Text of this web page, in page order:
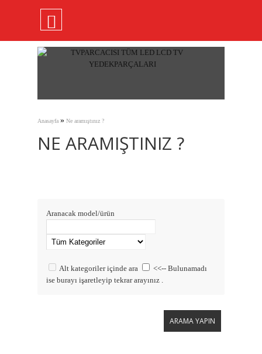
Anasayfa » Ne aramıştınız ?
NE ARAMIŞTINIZ ?
Aranacak model/ürün
Alt kategoriler içinde ara
<<-- Bulunamadı
ise burayı işaretleyip tekrar arayınız .